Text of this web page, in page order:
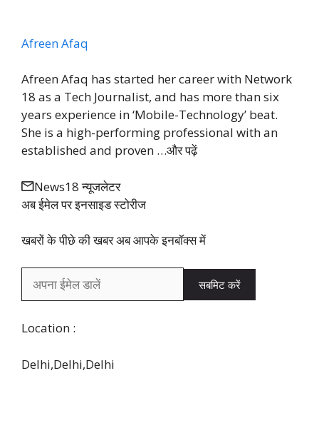
Afreen Afaq
Afreen Afaq has started her career with Network
18 as a Tech Journalist, and has more than six
years experience in ‘Mobile-Technology’ beat.
She is a high-performing professional with an
established and proven …और पढ़ें
News18 न्यूजलेटर
अब ईमेल पर इनसाइड स्‍टोर‍ीज
खबरों के पीछे की खबर अब आपके इनबॉक्‍स में
सबमिट करें
Location :
Delhi,Delhi,Delhi